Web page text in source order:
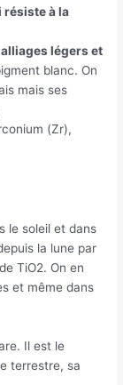
résiste à la
légers et
blanc. On
mais ses
(Zr),
le soleil et dans
la lune par
TiO2. On en
et même dans
Il est le
terrestre, sa